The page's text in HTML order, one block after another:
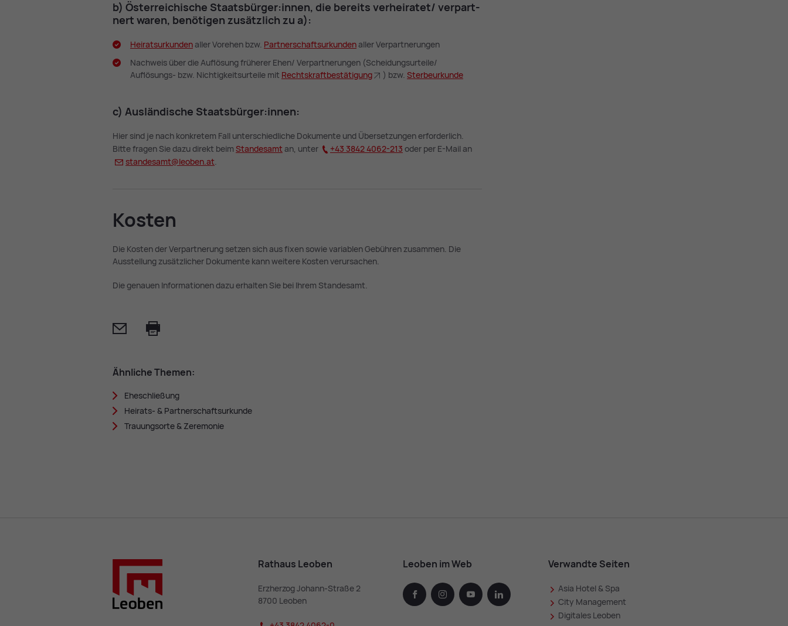
b) Öster­rei­chi­sche Staats­bür­ger:in­nen, die be­reits ver­hei­ra­tet/ ver­part­
nert wa­ren, be­nö­ti­gen zu­sätz­lich zu a):
Hei­rats­ur­kun­denaller Vorehen bzw. Part­ner­schafts­ur­kun­denaller Verpartnerungen
Nachweis über die Auflösung früherer Ehen/ Verpartnerungen (Scheidungsurteile/
Auflösungs- bzw. Nichtigkeitsurteile mit Rechts­kraft­be­stä­ti­gung ) bzw. Ster­be­ur­kun­de
c) Aus­län­di­sche Staats­bür­ger:in­nen:
Hier sind je nach konkretem Fall unterschiedliche Dokumente und Übersetzungen erforderlich.
Bitte fragen Sie dazu direkt beim Stan­des­amt an, unter +43 3842 4062-213 oder per E-Mail an
stan­des­amt@leo­ben.at.
Kos­ten
Die Kosten der Verpartnerung setzen sich aus fixen sowie variablen Gebühren zusammen. Die
Ausstellung zusätzlicher Dokumente kann weitere Kosten verursachen.
Die genauen Informationen dazu erhalten Sie bei Ihrem Standesamt.
Mail
Ähn­li­che The­men:
Ehe­schlie­ßung
Hei­rats- & Part­ner­schafts­ur­kun­de
Trau­ungs­or­te & Ze­re­mo­nie
Rathaus Leoben
Erzherzog Johann-Straße 2
8700 Leoben
Leoben im Web
facebook instagramyoutube linkedin
Verwandte Seiten
Asia Hotel & Spa
City Management
Digitales Leoben